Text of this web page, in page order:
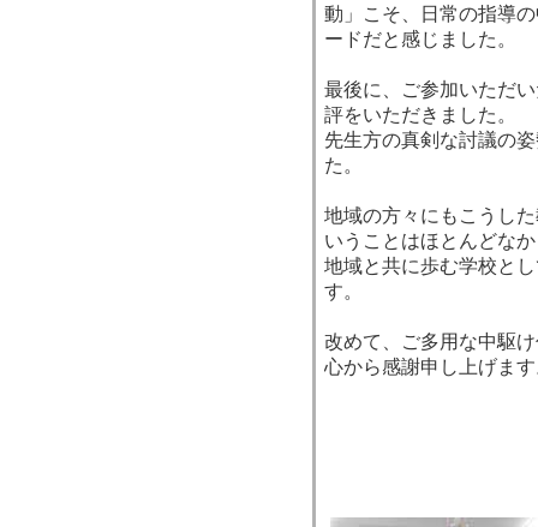
動」こそ、日常の指導
ードだと感じました。
最後に、ご参加いただ
評をいただきました。
先生方の真剣な討議の
た。
地域の方々にもこうし
いうことはほとんどな
地域と共に歩む学校と
す。
改めて、ご多用な中駆
心から感謝申し上げま